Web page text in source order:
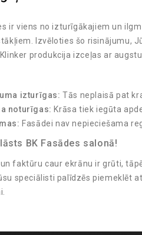
ir viens no izturīgākajiem un
Izvēloties šo risinājumu,
produkcija izceļas ar
izturīgas: Tās neplaisā pat
noturīgas: Krāsa tiek iegūta
Fasādei nav nepieciešama
BK Fasādes salonā!
faktūru caur ekrānu ir grūti,
speciālisti palīdzēs piemeklēt